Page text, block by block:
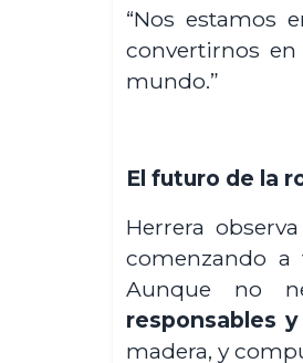
“Nos estamos
convertirnos
mundo.”
El futuro de la
Herrera
comenzando a
Aunque no
responsables
madera, y